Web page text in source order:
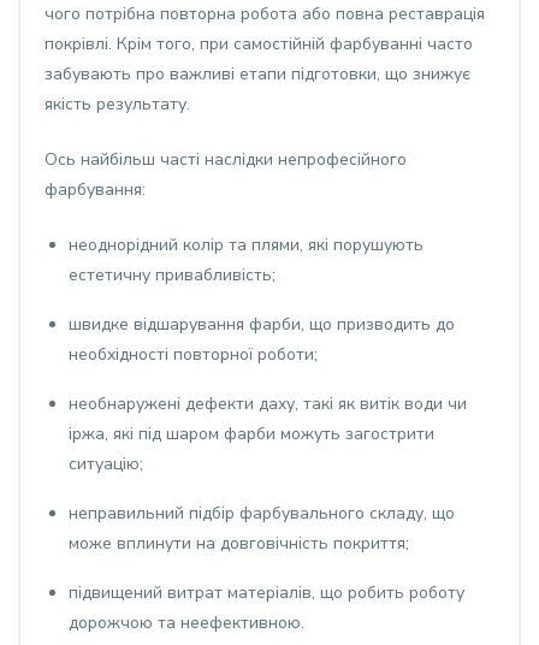
чого потрібна повторна робота або повна реставрація
покрівлі. Крім того, при самостійній фарбуванні часто
забувають про важливі етапи підготовки, що знижує
якість результату.
Ось найбільш часті наслідки непрофесійного
фарбування:
неоднорідний колір та плями, які порушують
естетичну привабливість;
швидке відшарування фарби, що призводить до
необхідності повторної роботи;
необнаружені дефекти даху, такі як витік води чи
іржа, які під шаром фарби можуть загострити
ситуацію;
неправильний підбір фарбувального складу, що
може вплинути на довговічність покриття;
підвищений витрат матеріалів, що робить роботу
дорожчою та неефективною.